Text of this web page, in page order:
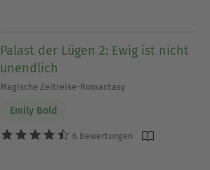
Palast der Lügen 2: Ewig ist nicht
unendlich
Magische Zeitreise-Romantasy
Emily Bold
6 Bewertungen